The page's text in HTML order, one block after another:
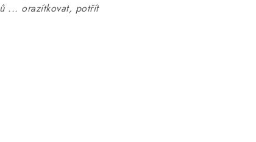
... orazítkovat, potřít